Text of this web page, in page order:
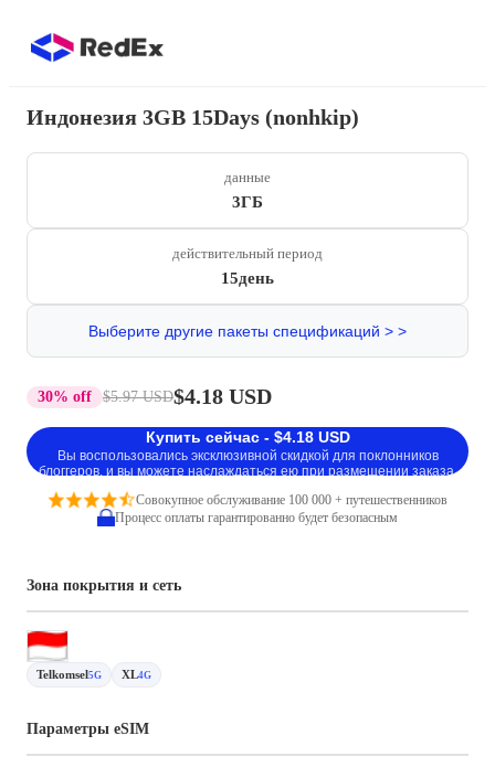
Индонезия 3GB 15Days (nonhkip)
данные
3ГБ
действительный период
15день
Выберите другие пакеты спецификаций > >
30% off $5.97 USD$4.18 USD
Купить сейчас - $4.18 USD
Вы воспользовались эксклюзивной скидкой для поклонников
блоггеров, и вы можете наслаждаться ею при размещении заказа.
Совокупное обслуживание 100 000 + путешественников
Процесс оплаты гарантированно будет безопасным
Зона покрытия и сеть
Telkomsel5G XL4G
Параметры eSIM